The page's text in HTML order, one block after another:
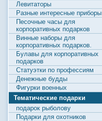
Левитаторы
Разные интересные приборы
Песочные часы для
корпоративных подарков
Винные наборы для
корпоративных подарков.
Булавы для корпоративных
подарков
Статуэтки по профессиям
Денежные будды
Фигурки военных
Тематические подарки
подарок рыболову
Подарки для охотников